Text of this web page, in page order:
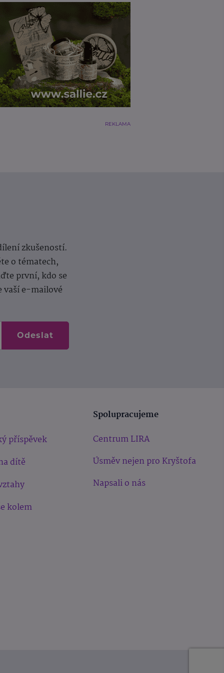
REKLAMA
zkušeností.
o tématech,
první, kdo se
vaší e-mailové
Odeslat
příspěvek
dítě
kolem
Spolupracujeme
Centrum LIRA
Úsměv nejen pro Kryštofa
Napsali o nás